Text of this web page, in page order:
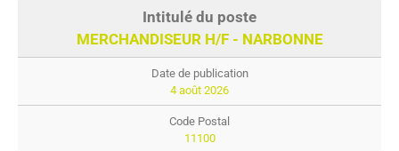
MERCHANDISEUR H/F - NARBONNE
4 août 2026
11100